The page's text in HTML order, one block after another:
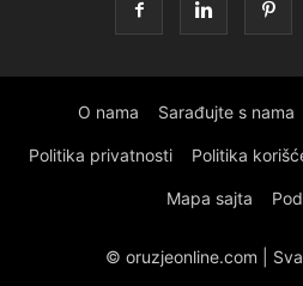
O nama Sarađujte s nama
Politika privatnosti Politika
Mapa sajta
© oruzjeonline.com |